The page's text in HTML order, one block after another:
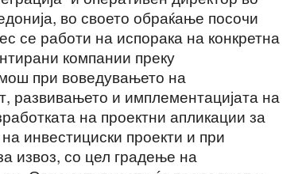
во своето обраќање посочи
се работи на испорака на конкретна
компании преку
при воведувањето на
развивањето и имплементацијата на
на проектни апликации за
инвестициски проекти и при
извоз, со цел градење на